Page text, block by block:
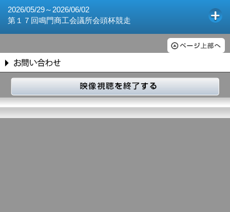
2026/05/29～2026/06/02
第１７回鳴門商工会議所会頭杯競走